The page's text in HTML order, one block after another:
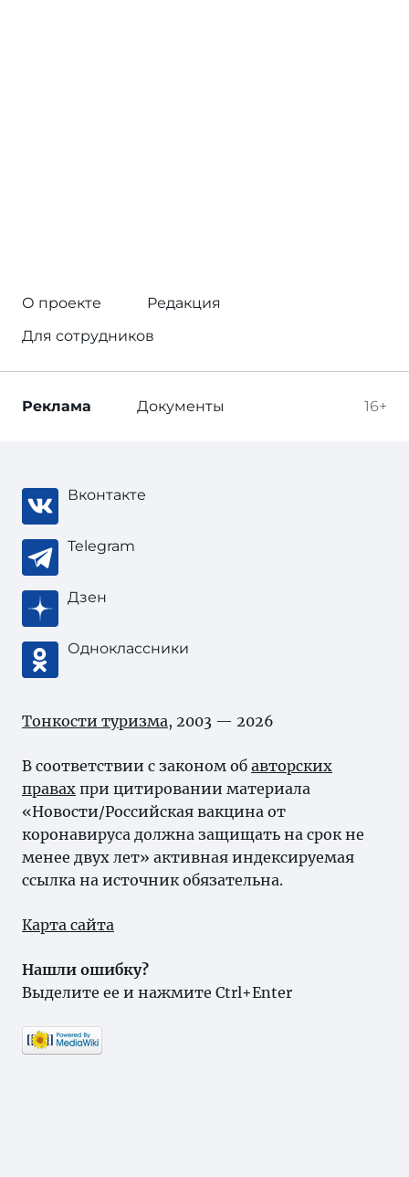
О проекте
Редакция
Для сотрудников
16+
Реклама Документы
Вконтакте
Telegram
Дзен
Одноклассники
Тонкости туризма, 2003 — 2026
В соответствии с законом об авторских
правах при цитировании материала
«Новости/Российская вакцина от
коронавируса должна защищать на срок не
менее двух лет» активная индексируемая
ссылка на источник обязательна.
Карта сайта
Нашли ошибку?
Выделите ее и нажмите Ctrl+Enter